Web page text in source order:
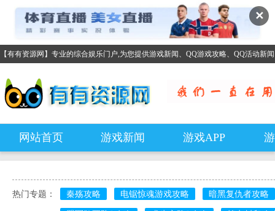
✕
【有有资源网】专业的综合娱乐门户,为您提供游戏新闻、QQ游戏攻略、QQ活动新
网站首页 游戏新闻 游戏APP
热门专题： 秦殇攻略 电锯惊魂游戏攻略 暗黑复仇者攻略